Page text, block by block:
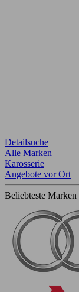
Detailsuche
Alle Marken
Karosserie
Angebote vor Ort
Beliebteste Marken